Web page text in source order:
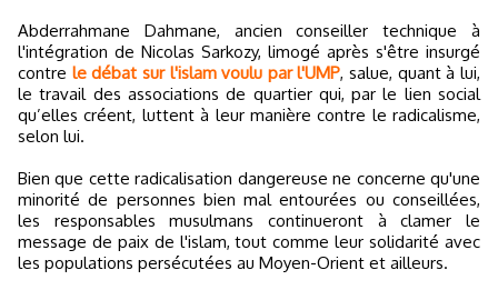
Abderrahmane Dahmane, ancien conseiller technique à
l'intégration de Nicolas Sarkozy, limogé après s'être insurgé
contre le débat sur l'islam voulu par l'UMP, salue, quant à lui,
le travail des associations de quartier qui, par le lien social
qu’elles créent, luttent à leur manière contre le radicalisme,
selon lui.
Bien que cette radicalisation dangereuse ne concerne qu'une
minorité de personnes bien mal entourées ou conseillées,
les responsables musulmans continueront à clamer le
message de paix de l'islam, tout comme leur solidarité avec
les populations persécutées au Moyen-Orient et ailleurs.